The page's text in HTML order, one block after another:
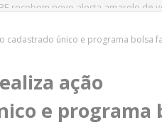
cadastrado único e programa bolsa
ação
e programa